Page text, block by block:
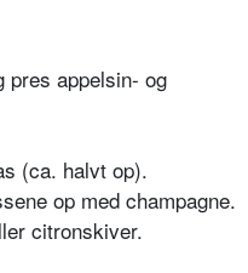
pres appelsin- og
(ca. halvt op).
op med champagne.
citronskiver.